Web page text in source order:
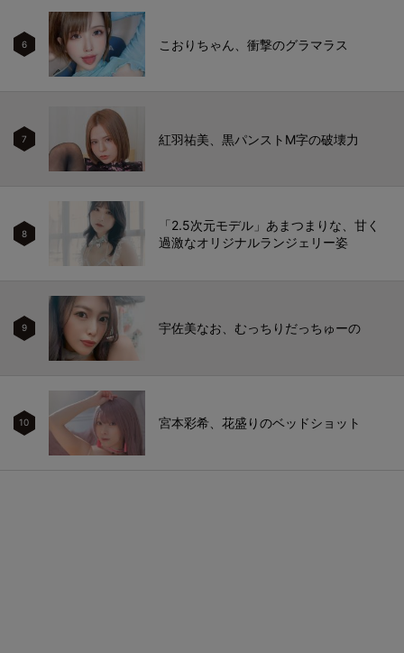
6 こおりちゃん、衝撃のグラマラス
7 紅羽祐美、黒パンストM字の破壊力
8
「2.5次元モデル」あまつまりな、甘く
過激なオリジナルランジェリー姿
9 宇佐美なお、むっちりだっちゅーの
10 宮本彩希、花盛りのベッドショット